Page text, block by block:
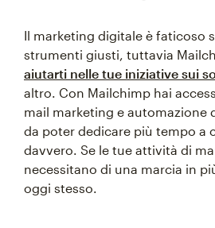
Il marketing digitale è faticoso
strumenti giusti, tuttavia
aiutarti nelle tue iniziative sui
altro. Con Mailchimp hai
mail marketing e automazione
da poter dedicare più tempo a
davvero. Se le tue attività di
necessitano di una marcia in
oggi stesso.